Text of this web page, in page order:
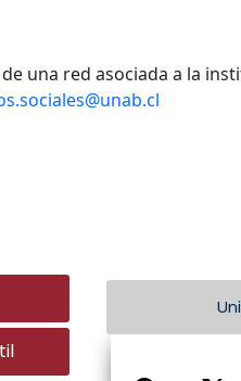
una red asociada a la